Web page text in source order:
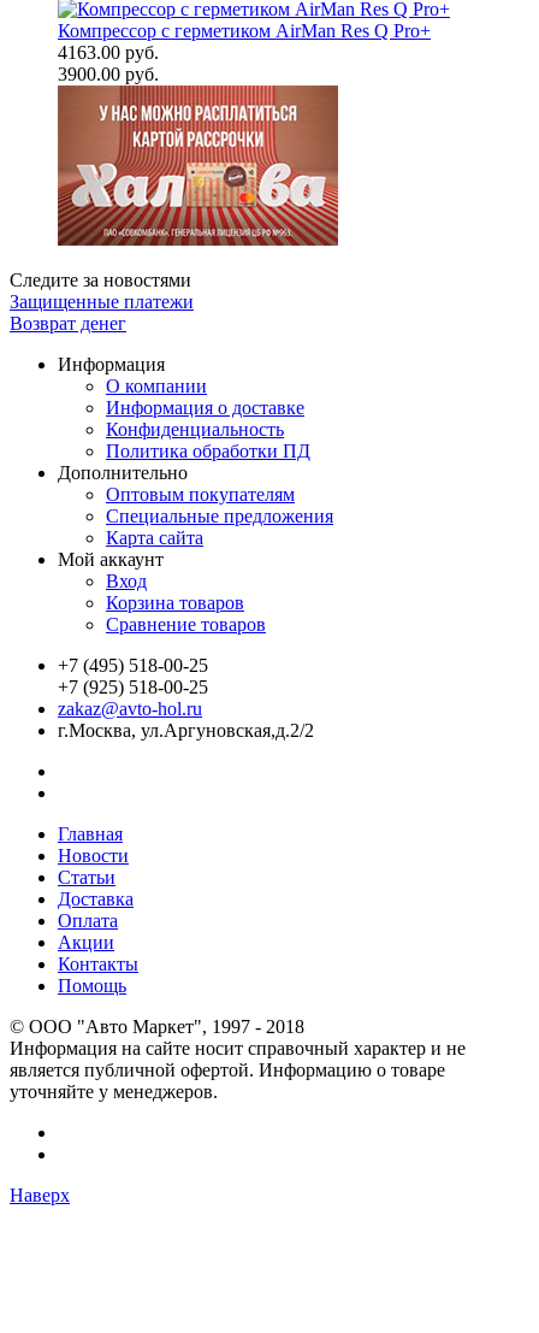
Компрессор с герметиком AirMan Res Q Pro+
4163.00 руб.
3900.00 руб.
Следите за новостями
Защищенные платежи
Возврат денег
Информация
О компании
Информация о доставке
Конфиденциальность
Политика обработки ПД
Дополнительно
Оптовым покупателям
Специальные предложения
Карта сайта
Мой аккаунт
Вход
Корзина товаров
Сравнение товаров
+7 (495) 518-00-25
+7 (925) 518-00-25
zakaz@avto-hol.ru
г.Москва, ул.Аргуновская,д.2/2
Главная
Новости
Статьи
Доставка
Оплата
Акции
Контакты
Помощь
© OOO "Авто Маркет", 1997 - 2018
Информация на сайте носит справочный характер и не
является публичной офертой. Информацию о товаре
уточняйте у менеджеров.
Наверх